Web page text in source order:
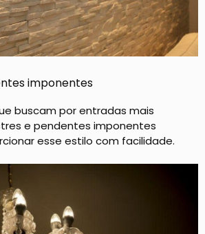
imponentes
buscam por entradas mais
e pendentes imponentes
esse estilo com facilidade.